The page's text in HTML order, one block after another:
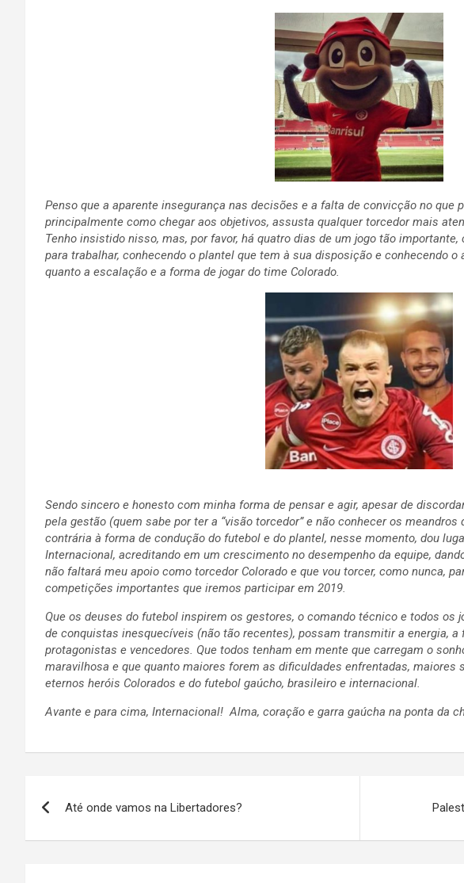
Penso que a aparente insegurança nas decisões e a falta de convicção no que
principalmente como chegar aos objetivos, assusta qualquer torcedor mais
Tenho insistido nisso, mas, por favor, há quatro dias de um jogo tão
para trabalhar, conhecendo o plantel que tem à sua disposição e conhecendo o
quanto a escalação e a forma de jogar do time Colorado.
Sendo sincero e honesto com minha forma de pensar e agir, apesar de
pela gestão (quem sabe por ter a “visão torcedor” e não conhecer os
contrária à forma de condução do futebol e do plantel, nesse momento, dou
Internacional, acreditando em um crescimento no desempenho da equipe,
não faltará meu apoio como torcedor Colorado e que vou torcer, como nunca,
competições importantes que iremos participar em 2019.
Que os deuses do futebol inspirem os gestores, o comando técnico e todos os
de conquistas inesquecíveis (não tão recentes), possam transmitir a energia, a
protagonistas e vencedores. Que todos tenham em mente que carregam o
maravilhosa e que quanto maiores forem as dificuldades enfrentadas, maiores
eternos heróis Colorados e do futebol gaúcho, brasileiro e internacional.
Avante e para cima, Internacional! Alma, coração e garra gaúcha na ponta da
Até onde vamos na Libertadores?